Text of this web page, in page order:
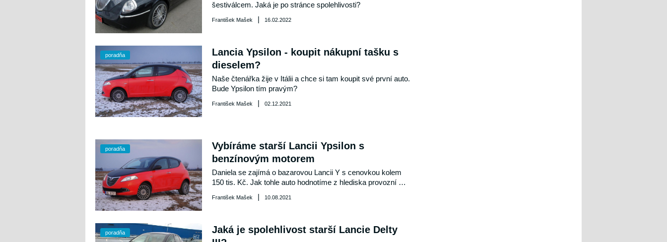
šestiválcem. Jaká je po stránce spolehlivosti?
František Mašek | 16.02.2022
poradňa
Lancia Ypsilon - koupit nákupní tašku s
dieselem?
Naše čtenářka žije v Itálii a chce si tam koupit své první auto.
Bude Ypsilon tím pravým?
František Mašek | 02.12.2021
poradňa
Vybíráme starší Lancii Ypsilon s
benzínovým motorem
Daniela se zajímá o bazarovou Lancii Y s cenovkou kolem
150 tis. Kč. Jak tohle auto hodnotíme z hlediska provozní
František Mašek | 10.08.2021
poradňa
Jaká je spolehlivost starší Lancie Delty